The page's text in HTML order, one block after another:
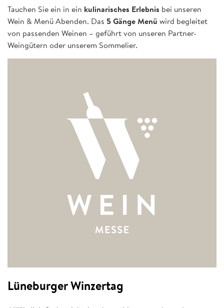
Tauchen Sie ein in ein kulinarisches Erlebnis bei unseren
Wein & Menü Abenden. Das 5 Gänge Menü wird begleitet
von passenden Weinen – geführt von unseren Partner-
Weingütern oder unserem Sommelier.
Lüneburger Winzertag